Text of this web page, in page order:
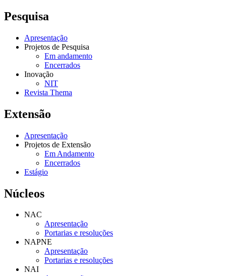
Pesquisa
Apresentação
Projetos de Pesquisa
Em andamento
Encerrados
Inovação
NIT
Revista Thema
Extensão
Apresentação
Projetos de Extensão
Em Andamento
Encerrados
Estágio
Núcleos
NAC
Apresentação
Portarias e resoluções
NAPNE
Apresentação
Portarias e resoluções
NAI